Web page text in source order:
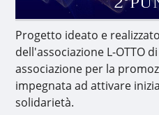
Progetto ideato e
dell'associazione L-OTTO
associazione per la
impegnata ad attivare
solidarietà.